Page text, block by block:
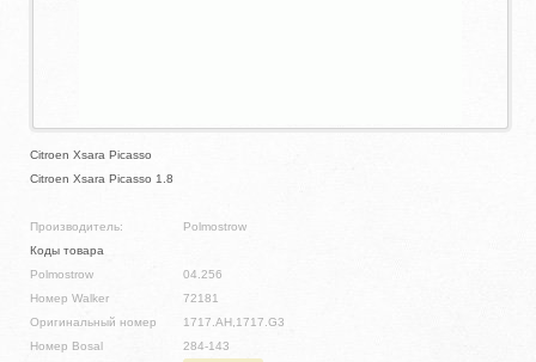
Citroen Xsara Picasso
Citroen Xsara Picasso 1.8
Производитель:
Polmostrow
Коды товара
Polmostrow
04.256
Номер Walker
72181
Оригинальный номер
1717.AH,1717.G3
Номер Bosal
284-143